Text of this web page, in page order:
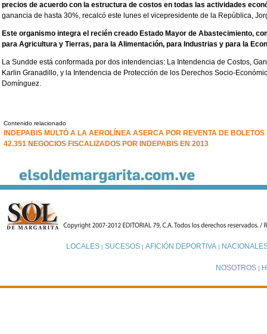
precios de acuerdo con la estructura de costos en todas las actividades
ganancia de hasta 30%, recalcó este lunes el vicepresidente de la República,
Este organismo integra el recién creado Estado Mayor de Abastecimiento,
para Agricultura y Tierras, para la Alimentación, para Industrias y para la
La Sundde está conformada por dos intendencias: La Intendencia de Costos,
Karlin Granadillo, y la Intendencia de Protección de los Derechos Socio-
Domínguez.
Contenido relacionado
INDEPABIS MULTÓ A LA AEROLÍNEA ASERCA POR REVENTA DE BOLETOS
42.351 NEGOCIOS FISCALIZADOS POR INDEPABIS EN 2013
LOCALES| SUCESOS| AFICIÓN DEPORTIVA|
NOSOTROS |